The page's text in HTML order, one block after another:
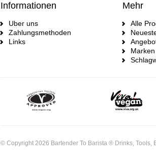
Informationen
Uber uns
Zahlungsmethoden
Links
Mehr
Alle
Marken
© Copyright 2026 Bartender To Barista ® Drinks, Tools,